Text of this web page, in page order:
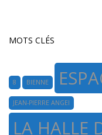
MOTS CLÉS
8 BIENNE
JEAN-PIERRE ANGEI
LA HALLE